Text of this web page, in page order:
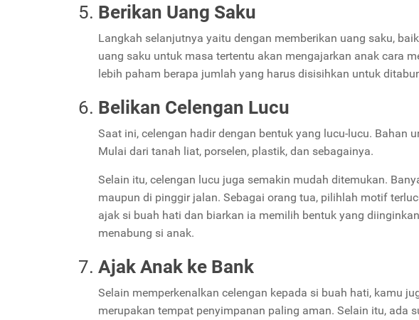
Berikan Uang Saku
Langkah selanjutnya yaitu dengan memberikan uang saku,
uang saku untuk masa tertentu akan mengajarkan anak cara
lebih paham berapa jumlah yang harus disisihkan untuk
Belikan Celengan Lucu
Saat ini, celengan hadir dengan bentuk yang lucu-lucu. Bahan
Mulai dari tanah liat, porselen, plastik, dan sebagainya.
Selain itu, celengan lucu juga semakin mudah ditemukan.
maupun di pinggir jalan. Sebagai orang tua, pilihlah motif
ajak si buah hati dan biarkan ia memilih bentuk yang
menabung si anak.
Ajak Anak ke Bank
Selain memperkenalkan celengan kepada si buah hati, kamu
merupakan tempat penyimpanan paling aman. Selain itu, ada